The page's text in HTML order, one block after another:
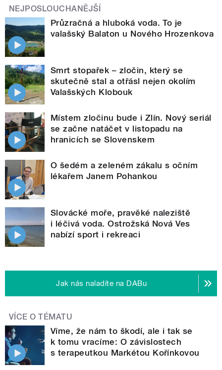
NEJPOSLOUCHANĚJŠÍ
Průzračná a hluboká voda. To je
valašský Balaton u Nového Hrozenkova
Smrt stopařek – zločin, který se
skutečně stal a otřásl nejen okolím
Valašských Klobouk
Místem zločinu bude i Zlín. Nový seriál
se začne natáčet v listopadu na
hranicích se Slovenskem
O šedém a zeleném zákalu s očním
lékařem Janem Pohankou
Slovácké moře, pravěké naleziště
i léčivá voda. Ostrožská Nová Ves
nabízí sport i rekreaci
Jak nás naladíte na DABu
VÍCE O TÉMATU
Víme, že nám to škodí, ale i tak se
k tomu vracíme: O závislostech
s terapeutkou Markétou Kořínkovou